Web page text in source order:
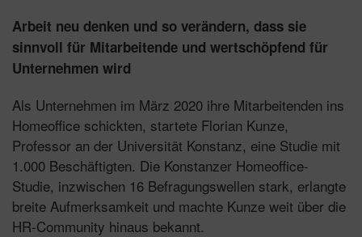
Arbeit neu denken und so verändern, dass sie
sinnvoll für Mitarbeitende und wertschöpfend für
Unternehmen wird
Als Unternehmen im März 2020 ihre Mitarbeitenden ins
Homeoffice schickten, startete Florian Kunze,
Professor an der Universität Konstanz, eine Studie mit
1.000 Beschäftigten. Die Konstanzer Homeoffice-
Studie, inzwischen 16 Befragungswellen stark, erlangte
breite Aufmerksamkeit und machte Kunze weit über die
HR-Community hinaus bekannt.